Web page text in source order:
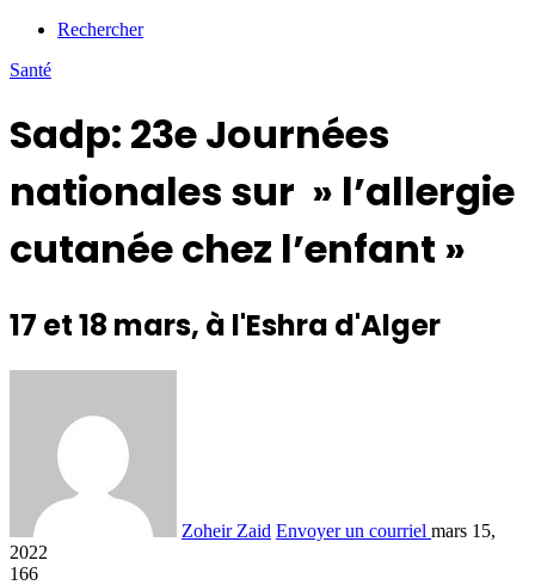
Rechercher
Santé
Sadp: 23e Journées
nationales sur » l’allergie
cutanée chez l’enfant »
17 et 18 mars, à l'Eshra d'Alger
Zoheir Zaid Envoyer un courriel mars 15,
2022
166